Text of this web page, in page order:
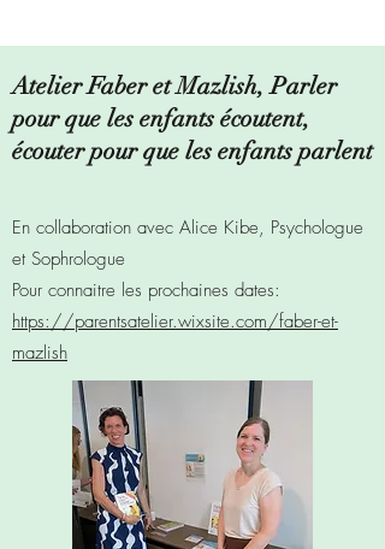
Atelier Faber et Mazlish, Parler
pour que les enfants écoutent,
écouter pour que les enfants parlent
En collaboration avec Alice Kibe, Psychologue
et Sophrologue
Pour connaitre les prochaines dates:
https://parentsatelier.wixsite.com/faber-et-
mazlish